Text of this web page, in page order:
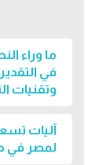
ما وراء
في
وتقنيات
آليات
لمصر في